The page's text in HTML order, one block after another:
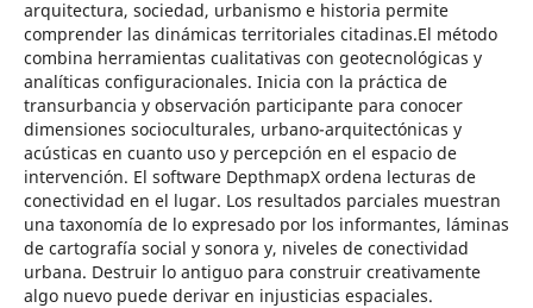
arquitectura, sociedad, urbanismo e historia permite
comprender las dinámicas territoriales citadinas.El método
combina herramientas cualitativas con geotecnológicas y
analíticas configuracionales. Inicia con la práctica de
transurbancia y observación participante para conocer
dimensiones socioculturales, urbano-arquitectónicas y
acústicas en cuanto uso y percepción en el espacio de
intervención. El software DepthmapX ordena lecturas de
conectividad en el lugar. Los resultados parciales muestran
una taxonomía de lo expresado por los informantes, láminas
de cartografía social y sonora y, niveles de conectividad
urbana. Destruir lo antiguo para construir creativamente
algo nuevo puede derivar en injusticias espaciales.